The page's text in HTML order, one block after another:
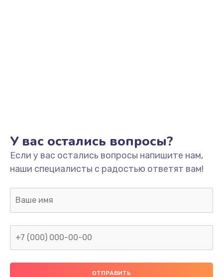
Замена/Pемонт карбюратора
1300 руб.
Заказать
Ремонт капиллярной трубки
400 руб.
У вас остались вопросы?
Если у вас остались вопросы напишите нам,
наши специалисты с радостью ответят вам!